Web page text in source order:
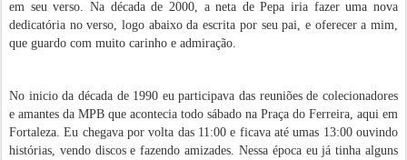
em seu verso. Na década de 2000, a neta de Pepa iria fazer uma nova
dedicatória no verso, logo abaixo da escrita por seu pai, e oferecer a mim,
que guardo com muito carinho e admiração.
No inicio da década de 1990 eu participava das reuniões de colecionadores
e amantes da MPB que acontecia todo sábado na Praça do Ferreira, aqui em
Fortaleza. Eu chegava por volta das 11:00 e ficava até umas 13:00 ouvindo
histórias, vendo discos e fazendo amizades. Nessa época eu já tinha alguns